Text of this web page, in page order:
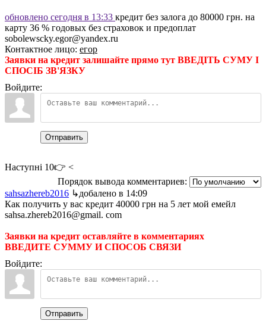
обновлено сегодня в 13:33 кредит без залога до 80000 грн. на
карту 36 % годовых без страховок и предоплат
sobolewscky.egor@yandex.ru
Контактное лицо: егор
Заявки на кредит залишайте прямо тут ВВЕДІТЬ СУМУ І
СПОСІБ ЗВ'ЯЗКУ
Войдите:
Отправить
Наступні 10👉 <
Порядок вывода комментариев:
sahsazhereb2016 ↳добалено в 14:09
Как получить у вас кредит 40000 грн на 5 лет мой емейл
sahsa.zhereb2016@gmail. com
Заявки на кредит оставляйте в комментариях
ВВЕДИТЕ СУММУ И СПОСОБ СВЯЗИ
Войдите:
Отправить